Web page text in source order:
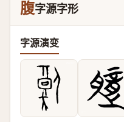
腹字源字形
字源演变